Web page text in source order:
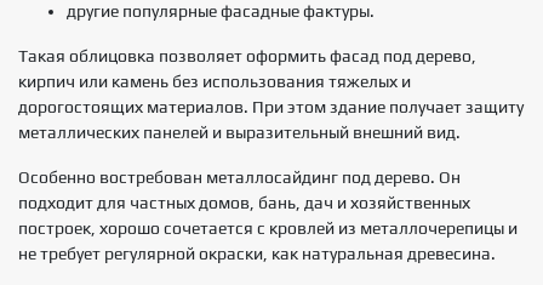
другие популярные фасадные фактуры.
Такая облицовка позволяет оформить фасад под дерево,
кирпич или камень без использования тяжелых и
дорогостоящих материалов. При этом здание получает защиту
металлических панелей и выразительный внешний вид.
Особенно востребован металлосайдинг под дерево. Он
подходит для частных домов, бань, дач и хозяйственных
построек, хорошо сочетается с кровлей из металлочерепицы и
не требует регулярной окраски, как натуральная древесина.